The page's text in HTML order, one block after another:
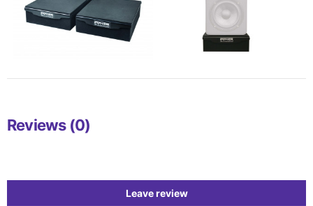
Reviews (0)
Leave review